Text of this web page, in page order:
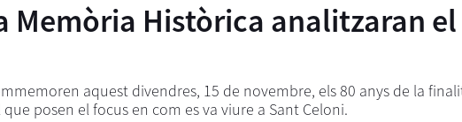
Memòria Històrica analitzaran
aquest divendres, 15 de novembre, els 80 anys de la
posen el focus en com es va viure a Sant Celoni.